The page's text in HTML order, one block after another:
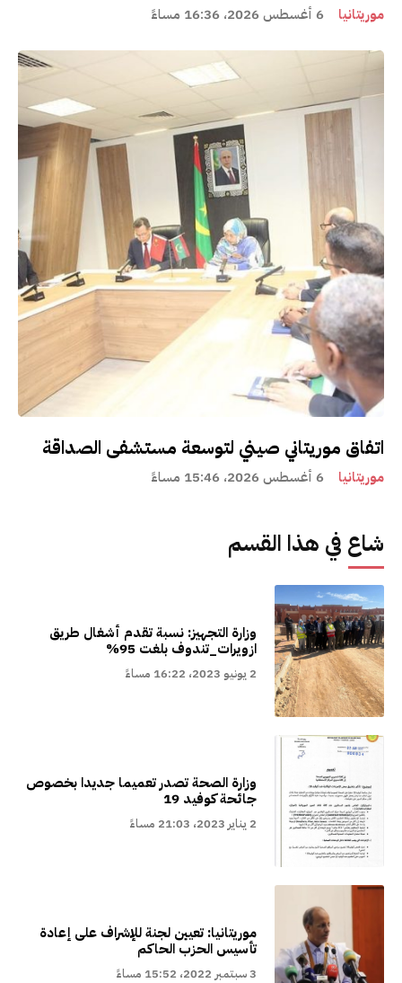
موريتانيا 6 أغسطس 2026، 16:36 مساءً
اتفاق موريتاني صيني لتوسعة مستشفى الصداقة
موريتانيا 6 أغسطس 2026، 15:46 مساءً
شاع في هذا القسم
وزارة التجهيز: نسبة تقدم أشغال طريق
ازويرات_تندوف بلغت 95%
2 يونيو 2023، 16:22 مساءً
وزارة الصحة تصدر تعميما جديدا بخصوص
جائحة كوفيد 19
2 يناير 2023، 21:03 مساءً
موريتانيا: تعيين لجنة للإشراف على إعادة
تأسيس الحزب الحاكم
3 سبتمبر 2022، 15:52 مساءً